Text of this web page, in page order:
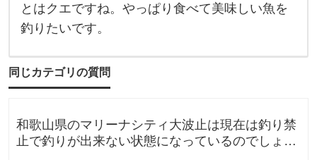
ぱ
り
マ
グ
で
す
れ
な
り
とはクエですね。やっぱり食べて美味しい魚を
釣りたいです。
同じカテゴリの質問
和歌山県のマリーナシティ大波止は現在は釣り禁
止で釣りが出来ない状態になっているのでしょう